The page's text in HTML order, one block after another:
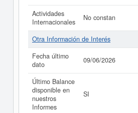
Actividades
Internacionales
No constan
Otra Información de Interés
Fecha último
dato
09/06/2026
Último Balance
disponible en
nuestros
Informes
SI